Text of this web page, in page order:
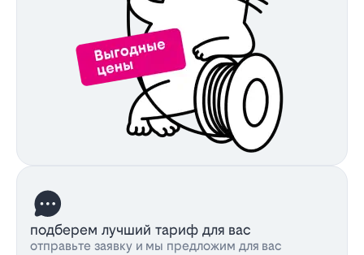
подберем лучший тариф для вас
отправьте заявку и мы предложим для вас